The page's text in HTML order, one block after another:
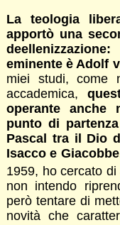
La teologia
apportò una
eminente è Adolf
miei studi, come
accademica,
operante anche
punto di
Pascal tra il Dio
Isacco e Giacobbe
1959, ho cercato
non intendo
però tentare di
novità che